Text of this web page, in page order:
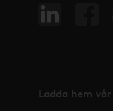
Ladda hem